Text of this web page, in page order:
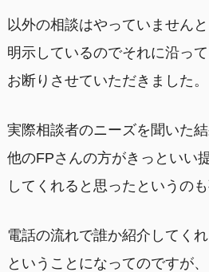
以外の相談はやっていませんと
明示しているのでそれに沿って
お断りさせていただきました。
実際相談者のニーズを聞いた結
他のFPさんの方がきっといい
してくれると思ったというのも
電話の流れで誰か紹介してく
ということになってのですが、